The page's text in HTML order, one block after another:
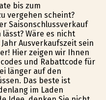
bis zum
vergehen scheint?
Saisonschlussverkauf
Wäre es nicht
Ausverkaufszeit sein
Hier zeigen wir Ihnen
und Rabattcode für
länger auf den
Das beste ist
im Laden